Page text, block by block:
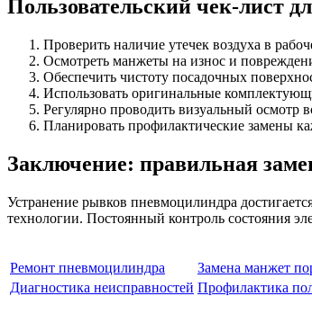
Пользовательский чек-лист
Проверить наличие утечек воздуха в
Осмотреть манжеты на износ и
Обеспечить чистоту посадочных
Использовать оригинальные
Регулярно проводить визуальный осмотр
Планировать профилактические замены
Заключение: правильная
Устранение рывков пневмоцилиндра
технологии. Постоянный контроль состояния
Ремонт пневмоцилиндра Замена манжет
Диагностика неисправностей Профилактика